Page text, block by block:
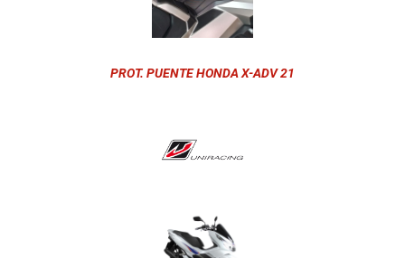
PROT. PUENTE HONDA X-ADV 21